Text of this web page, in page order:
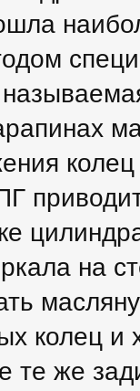
на
колец и
те же